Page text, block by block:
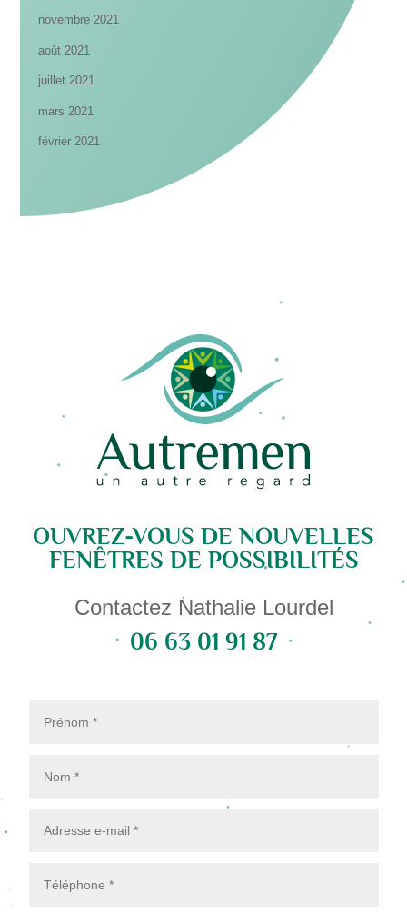
novembre 2021
août 2021
juillet 2021
mars 2021
février 2021
OUVREZ-VOUS DE NOUVELLES
FENÊTRES DE POSSIBILITÉS
Contactez Nathalie Lourdel
06 63 01 91 87